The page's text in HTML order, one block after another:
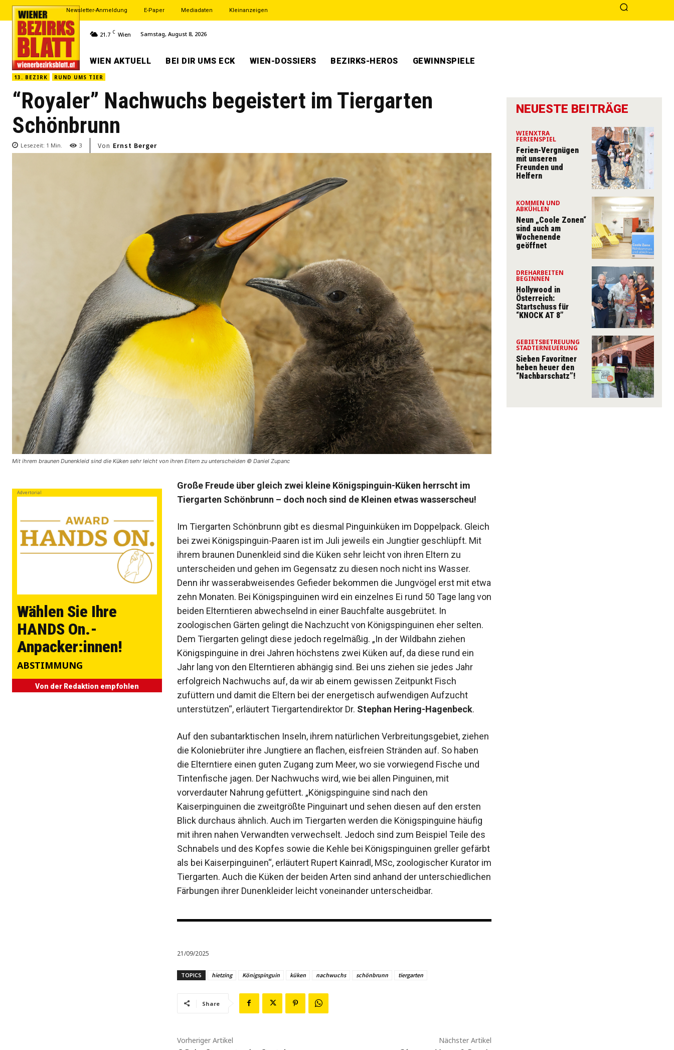
Newsletter-Anmeldung E-Paper Mediadaten Kleinanzeigen
21.7 C Wien Samstag, August 8, 2026
WIEN AKTUELL BEI DIR UMS ECK WIEN-DOSSIERS BEZIRKS-HEROS GEWINNSPIELE
13. BEZIRK RUND UMS TIER
“Royaler” Nachwuchs begeistert im Tiergarten
Schönbrunn
Lesezeit: 1 Min. 3 Von Ernst Berger
Mit ihrem braunen Dunenkleid sind die Küken sehr leicht von ihren Eltern zu unterscheiden © Daniel Zupanc
Advertorial
Wählen Sie Ihre
HANDS On.-
Anpacker:innen!
ABSTIMMUNG
Von der Redaktion empfohlen
Große Freude über gleich zwei kleine Königspinguin-Küken herrscht im
Tiergarten Schönbrunn – doch noch sind de Kleinen etwas wasserscheu!
Im Tiergarten Schönbrunn gibt es diesmal Pinguinküken im Doppelpack. Gleich
bei zwei Königspinguin-Paaren ist im Juli jeweils ein Jungtier geschlüpft. Mit
ihrem braunen Dunenkleid sind die Küken sehr leicht von ihren Eltern zu
unterscheiden und gehen im Gegensatz zu diesen noch nicht ins Wasser.
Denn ihr wasserabweisendes Gefieder bekommen die Jungvögel erst mit etwa
zehn Monaten. Bei Königspinguinen wird ein einzelnes Ei rund 50 Tage lang von
beiden Elterntieren abwechselnd in einer Bauchfalte ausgebrütet. In
zoologischen Gärten gelingt die Nachzucht von Königspinguinen eher selten.
Dem Tiergarten gelingt diese jedoch regelmäßig. „In der Wildbahn ziehen
Königspinguine in drei Jahren höchstens zwei Küken auf, da diese rund ein
Jahr lang von den Elterntieren abhängig sind. Bei uns ziehen sie jedes Jahr
erfolgreich Nachwuchs auf, da wir ab einem gewissen Zeitpunkt Fisch
zufüttern und damit die Eltern bei der energetisch aufwendigen Aufzucht
unterstützen“, erläutert Tiergartendirektor Dr. Stephan Hering-Hagenbeck.
Auf den subantarktischen Inseln, ihrem natürlichen Verbreitungsgebiet, ziehen
die Koloniebrüter ihre Jungtiere an flachen, eisfreien Stränden auf. So haben
die Elterntiere einen guten Zugang zum Meer, wo sie vorwiegend Fische und
Tintenfische jagen. Der Nachwuchs wird, wie bei allen Pinguinen, mit
vorverdauter Nahrung gefüttert. „Königspinguine sind nach den
Kaiserpinguinen die zweitgrößte Pinguinart und sehen diesen auf den ersten
Blick durchaus ähnlich. Auch im Tiergarten werden die Königspinguine häufig
mit ihren nahen Verwandten verwechselt. Jedoch sind zum Beispiel Teile des
Schnabels und des Kopfes sowie die Kehle bei Königspinguinen greller gefärbt
als bei Kaiserpinguinen“, erläutert Rupert Kainradl, MSc, zoologischer Kurator im
Tiergarten. Auch die Küken der beiden Arten sind anhand der unterschiedlichen
Färbungen ihrer Dunenkleider leicht voneinander unterscheidbar.
21/09/2025
TOPICS hietzing Königspinguin küken nachwuchs schönbrunn tiergarten
Share
Vorheriger Artikel Nächster Artikel
NEUESTE BEITRÄGE
WIENXTRA
FERIENSPIEL
Ferien-Vergnügen
mit unseren
Freunden und
Helfern
KOMMEN UND
ABKÜHLEN
Neun „Coole Zonen“
sind auch am
Wochenende
geöffnet
DREHARBEITEN
BEGINNEN
Hollywood in
Österreich:
Startschuss für
“KNOCK AT 8”
GEBIETSBETREUUNG
STADTERNEUERUNG
Sieben Favoritner
heben heuer den
“Nachbarschatz”!